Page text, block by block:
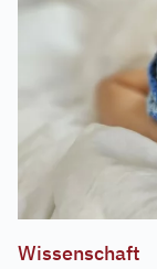
Wissenschaft